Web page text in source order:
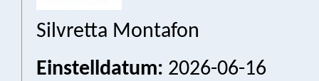
Silvretta Montafon
Einstelldatum: 2026-06-16